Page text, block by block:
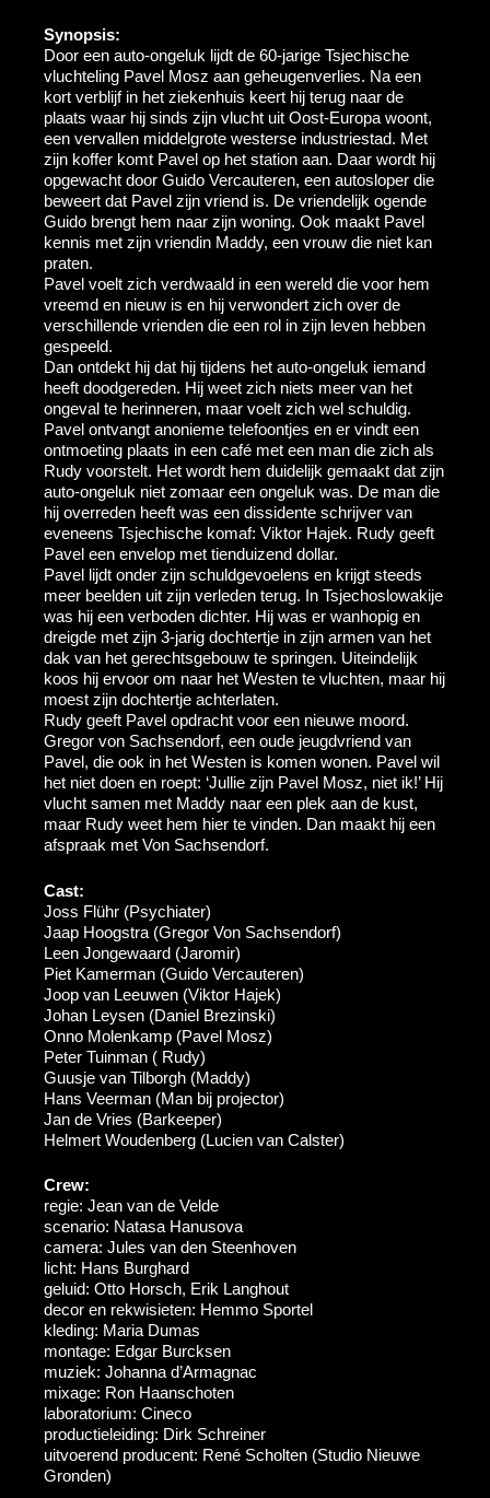
Synopsis:
Door een auto-ongeluk lijdt de 60-jarige Tsjechische
vluchteling Pavel Mosz aan geheugenverlies. Na een
kort verblijf in het ziekenhuis keert hij terug naar de
plaats waar hij sinds zijn vlucht uit Oost-Europa woont,
een vervallen middelgrote westerse industriestad. Met
zijn koffer komt Pavel op het station aan. Daar wordt hij
opgewacht door Guido Vercauteren, een autosloper die
beweert dat Pavel zijn vriend is. De vriendelijk ogende
Guido brengt hem naar zijn woning. Ook maakt Pavel
kennis met zijn vriendin Maddy, een vrouw die niet kan
praten.
Pavel voelt zich verdwaald in een wereld die voor hem
vreemd en nieuw is en hij verwondert zich over de
verschillende vrienden die een rol in zijn leven hebben
gespeeld.
Dan ontdekt hij dat hij tijdens het auto-ongeluk iemand
heeft doodgereden. Hij weet zich niets meer van het
ongeval te herinneren, maar voelt zich wel schuldig.
Pavel ontvangt anonieme telefoontjes en er vindt een
ontmoeting plaats in een café met een man die zich als
Rudy voorstelt. Het wordt hem duidelijk gemaakt dat zijn
auto-ongeluk niet zomaar een ongeluk was. De man die
hij overreden heeft was een dissidente schrijver van
eveneens Tsjechische komaf: Viktor Hajek. Rudy geeft
Pavel een envelop met tienduizend dollar.
Pavel lijdt onder zijn schuldgevoelens en krijgt steeds
meer beelden uit zijn verleden terug. In Tsjechoslowakije
was hij een verboden dichter. Hij was er wanhopig en
dreigde met zijn 3-jarig dochtertje in zijn armen van het
dak van het gerechtsgebouw te springen. Uiteindelijk
koos hij ervoor om naar het Westen te vluchten, maar hij
moest zijn dochtertje achterlaten.
Rudy geeft Pavel opdracht voor een nieuwe moord.
Gregor von Sachsendorf, een oude jeugdvriend van
Pavel, die ook in het Westen is komen wonen. Pavel wil
het niet doen en roept: ‘Jullie zijn Pavel Mosz, niet ik!’ Hij
vlucht samen met Maddy naar een plek aan de kust,
maar Rudy weet hem hier te vinden. Dan maakt hij een
afspraak met Von Sachsendorf.
Cast:
Joss Flühr (Psychiater)
Jaap Hoogstra (Gregor Von Sachsendorf)
Leen Jongewaard (Jaromir)
Piet Kamerman (Guido Vercauteren)
Joop van Leeuwen (Viktor Hajek)
Johan Leysen (Daniel Brezinski)
Onno Molenkamp (Pavel Mosz)
Peter Tuinman ( Rudy)
Guusje van Tilborgh (Maddy)
Hans Veerman (Man bij projector)
Jan de Vries (Barkeeper)
Helmert Woudenberg (Lucien van Calster)
Crew:
regie: Jean van de Velde
scenario: Natasa Hanusova
camera: Jules van den Steenhoven
licht: Hans Burghard
geluid: Otto Horsch, Erik Langhout
decor en rekwisieten: Hemmo Sportel
kleding: Maria Dumas
montage: Edgar Burcksen
muziek: Johanna d’Armagnac
mixage: Ron Haanschoten
laboratorium: Cineco
productieleiding: Dirk Schreiner
uitvoerend producent: René Scholten (Studio Nieuwe
Gronden)